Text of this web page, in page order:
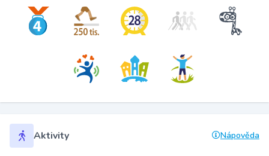
Aktivity Nápověda